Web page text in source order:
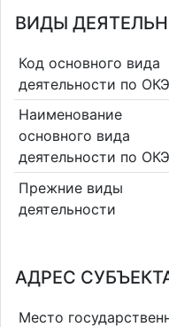
ВИДЫ
Код основного вида
деятельности по
Наименование
основного вида
деятельности по
Прежние виды
деятельности
АДРЕС
Место